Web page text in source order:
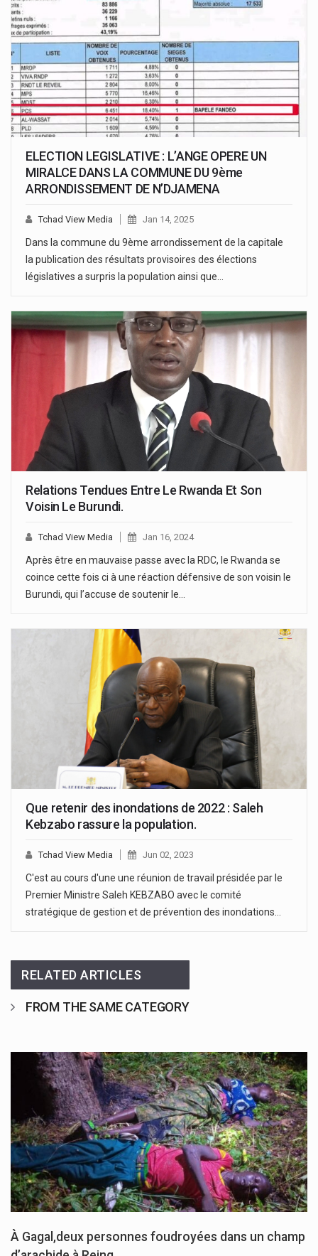
ELECTION LEGISLATIVE : L’ANGE OPERE UN
MIRALCE DANS LA COMMUNE DU 9ème
ARRONDISSEMENT DE N’DJAMENA
Tchad View Media Jan 14, 2025
Dans la commune du 9ème arrondissement de la capitale
la publication des résultats provisoires des élections
législatives a surpris la population ainsi que…
Relations Tendues Entre Le Rwanda Et Son
Voisin Le Burundi.
Tchad View Media Jan 16, 2024
Après être en mauvaise passe avec la RDC, le Rwanda se
coince cette fois ci à une réaction défensive de son voisin le
Burundi, qui l’accuse de soutenir le…
Que retenir des inondations de 2022 : Saleh
Kebzabo rassure la population.
Tchad View Media Jun 02, 2023
C'est au cours d'une une réunion de travail présidée par le
Premier Ministre Saleh KEBZABO avec le comité
stratégique de gestion et de prévention des inondations…
RELATED ARTICLES
FROM THE SAME CATEGORY
À Gagal,deux personnes foudroyées dans un champ